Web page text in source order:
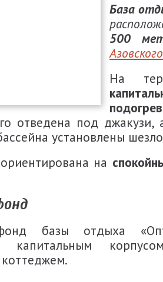
База
500
На
отведена под
установлены
на
базы отдыха
капитальным